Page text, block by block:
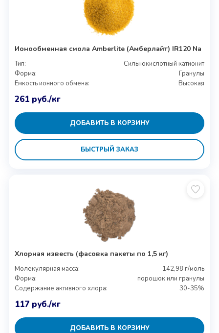
Ионообменная смола Amberlite (Амберлайт) IR120 Na
Тип:
Сильнокислотный катионит
Форма:
Гранулы
Емкость ионного обмена:
Высокая
261 руб./кг
ДОБАВИТЬ В КОРЗИНУ
БЫСТРЫЙ ЗАКАЗ
Хлорная известь (фасовка пакеты по 1,5 кг)
Молекулярная масса:
142,98 г/моль
Форма:
порошок или гранулы
Содержание активного хлора:
30-35%
117 руб./кг
ДОБАВИТЬ В КОРЗИНУ